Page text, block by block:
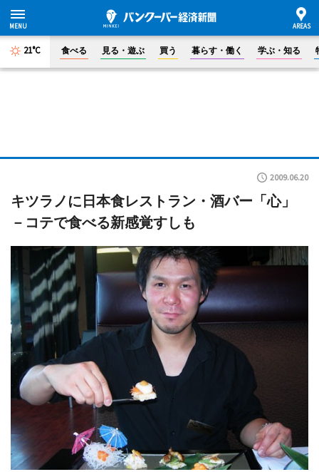
21°C 食べる 見る・遊ぶ 買う 暮らす・働く 学ぶ・知る
2009.06.20
キツラノに日本食レストラン・酒バー「心」
－コテで食べる新感覚すしも